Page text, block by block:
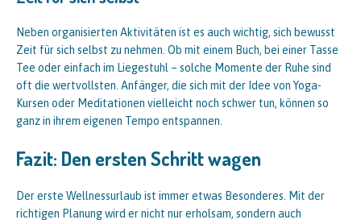
Neben organisierten Aktivitäten ist es auch wichtig, sich bewusst
Zeit für sich selbst zu nehmen. Ob mit einem Buch, bei einer Tasse
Tee oder einfach im Liegestuhl – solche Momente der Ruhe sind
oft die wertvollsten. Anfänger, die sich mit der Idee von Yoga-
Kursen oder Meditationen vielleicht noch schwer tun, können so
ganz in ihrem eigenen Tempo entspannen.
Fazit: Den ersten Schritt wagen
Der erste Wellnessurlaub ist immer etwas Besonderes. Mit der
richtigen Planung wird er nicht nur erholsam, sondern auch